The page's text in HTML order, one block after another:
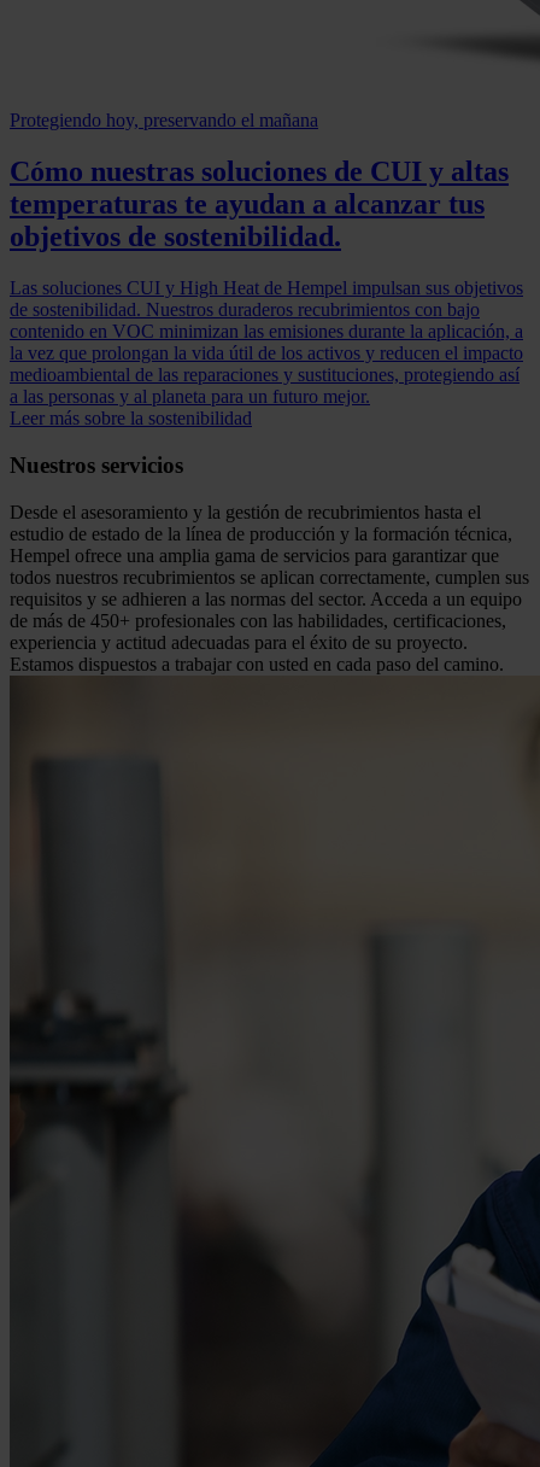
Protegiendo hoy, preservando el mañana
Cómo nuestras soluciones de CUI y altas
temperaturas te ayudan a alcanzar tus
objetivos de sostenibilidad.
Las soluciones CUI y High Heat de Hempel impulsan sus objetivos
de sostenibilidad. Nuestros duraderos recubrimientos con bajo
contenido en VOC minimizan las emisiones durante la aplicación, a
la vez que prolongan la vida útil de los activos y reducen el impacto
medioambiental de las reparaciones y sustituciones, protegiendo así
a las personas y al planeta para un futuro mejor.
Leer más sobre la sostenibilidad
Nuestros servicios
Desde el asesoramiento y la gestión de recubrimientos hasta el
estudio de estado de la línea de producción y la formación técnica,
Hempel ofrece una amplia gama de servicios para garantizar que
todos nuestros recubrimientos se aplican correctamente, cumplen sus
requisitos y se adhieren a las normas del sector. Acceda a un equipo
de más de 450+ profesionales con las habilidades, certificaciones,
experiencia y actitud adecuadas para el éxito de su proyecto.
Estamos dispuestos a trabajar con usted en cada paso del camino.